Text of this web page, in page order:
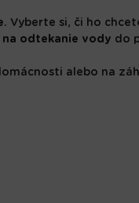
. Vyberte si, či ho
odtekanie vody do
alebo na